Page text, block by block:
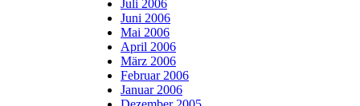
Juli 2006
Juni 2006
Mai 2006
April 2006
März 2006
Februar 2006
Januar 2006